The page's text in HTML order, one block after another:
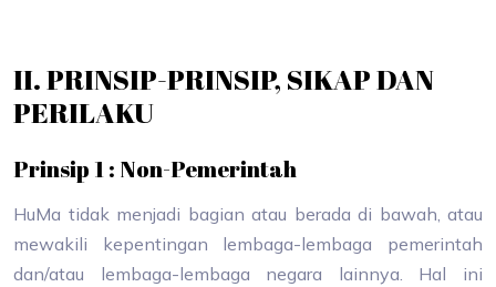
II. PRINSIP-PRINSIP, SIKAP DAN
PERILAKU
Prinsip 1 : Non-Pemerintah
HuMa tidak menjadi bagian atau berada di bawah, atau
mewakili kepentingan lembaga-lembaga pemerintah
dan/atau lembaga-lembaga negara lainnya. Hal ini